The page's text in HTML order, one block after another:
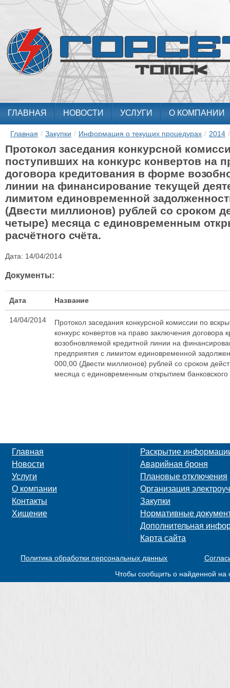
ГЛАВНАЯ НОВОСТИ УСЛУГИ О КОМПАНИИ
Главная / Закупки / Информация о текущих процедурах / 2014 /
Протокол заседания конкурсной
поступивших на конкурс конвертов на
договора кредитования в форме
линии на финансирование текущей
лимитом единовременной
(Двести миллионов) рублей со сроком
четыре) месяца с единовременным
расчётного счёта.
Дата: 14/04/2014
Документы:
Дата Название
14/04/2014
Протокол заседания конкурсной комиссии по
конкурс конвертов на право заключения договора
возобновляемой кредитной линии на
предприятия с лимитом единовременной
000,00 (Двести миллионов) рублей со сроком
месяца с единовременным открытием банковского
Главная
Новости
Услуги
О компании
Контакты
Хищение
Раскрытие
Аварийная броня
Плановые отключения
Организация
Закупки
Нормативные
Дополнительная
Карта сайта
Политика обработки персональных данных
Чтобы сообщить о найденной на